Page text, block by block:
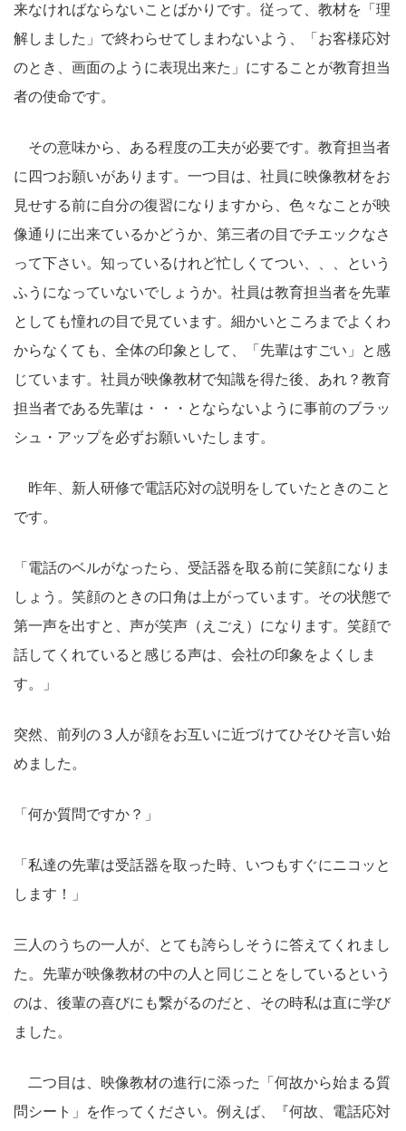
来なければならないことばかりです。従って、教材を「理
解しました」で終わらせてしまわないよう、「お客様応対
のとき、画面のように表現出来た」にすることが教育担当
者の使命です。
その意味から、ある程度の工夫が必要です。教育担当者
に四つお願いがあります。一つ目は、社員に映像教材をお
見せする前に自分の復習になりますから、色々なことが映
像通りに出来ているかどうか、第三者の目でチエックなさ
って下さい。知っているけれど忙しくてつい、、、という
ふうになっていないでしょうか。社員は教育担当者を先輩
としても憧れの目で見ています。細かいところまでよくわ
からなくても、全体の印象として、「先輩はすごい」と感
じています。社員が映像教材で知識を得た後、あれ？教育
担当者である先輩は・・・とならないように事前のブラッ
シュ・アップを必ずお願いいたします。
昨年、新人研修で電話応対の説明をしていたときのこと
です。
「電話のベルがなったら、受話器を取る前に笑顔になりま
しょう。笑顔のときの口角は上がっています。その状態で
第一声を出すと、声が笑声（えごえ）になります。笑顔で
話してくれていると感じる声は、会社の印象をよくしま
す。」
突然、前列の３人が顔をお互いに近づけてひそひそ言い始
めました。
「何か質問ですか？」
「私達の先輩は受話器を取った時、いつもすぐにニコッと
します！」
三人のうちの一人が、とても誇らしそうに答えてくれまし
た。先輩が映像教材の中の人と同じことをしているという
のは、後輩の喜びにも繋がるのだと、その時私は直に学び
ました。
二つ目は、映像教材の進行に添った「何故から始まる質
問シート」を作ってください。例えば、『何故、電話応対